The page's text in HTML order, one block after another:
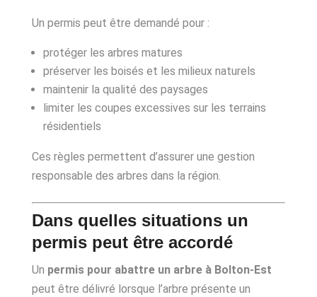
Un permis peut être demandé pour :
protéger les arbres matures
préserver les boisés et les milieux naturels
maintenir la qualité des paysages
limiter les coupes excessives sur les terrains
résidentiels
Ces règles permettent d’assurer une gestion
responsable des arbres dans la région.
Dans quelles situations un
permis peut être accordé
Un permis pour abattre un arbre à Bolton-Est
peut être délivré lorsque l’arbre présente un